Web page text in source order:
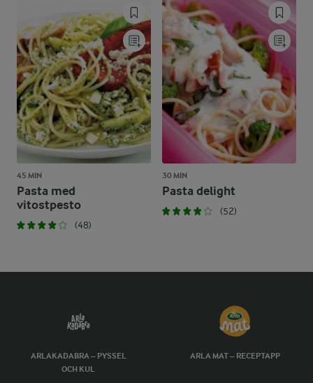
45 MIN
Pasta med
vitostpesto
(48)
30 MIN
Pasta delight
(52)
ARLAKADABRA – PYSSEL
OCH KUL
ARLA MAT – RECEPTAPP